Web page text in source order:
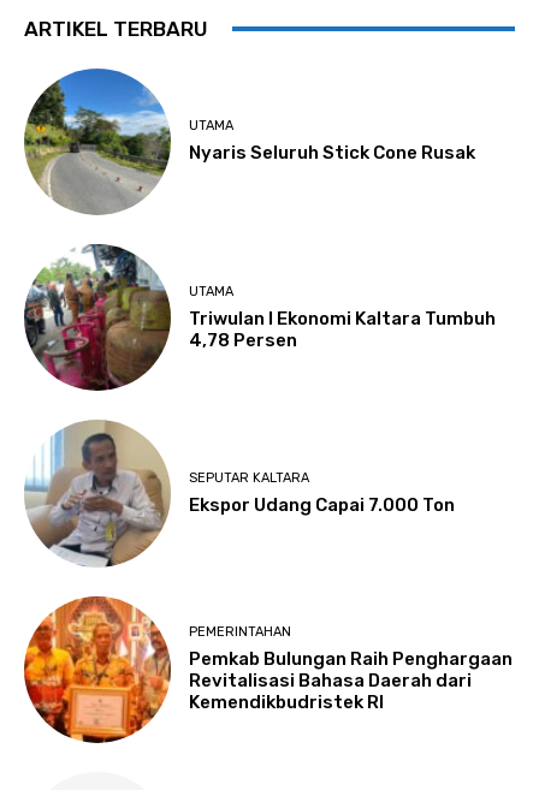
ARTIKEL TERBARU
UTAMA
Nyaris Seluruh Stick Cone Rusak
UTAMA
Triwulan I Ekonomi Kaltara Tumbuh
4,78 Persen
SEPUTAR KALTARA
Ekspor Udang Capai 7.000 Ton
PEMERINTAHAN
Pemkab Bulungan Raih Penghargaan
Revitalisasi Bahasa Daerah dari
Kemendikbudristek RI